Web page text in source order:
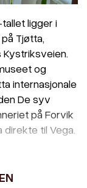
ligger i
Tjøtta,
Kystriksveien.
og
internasjonale
De syv
på Forvik
til Vega.